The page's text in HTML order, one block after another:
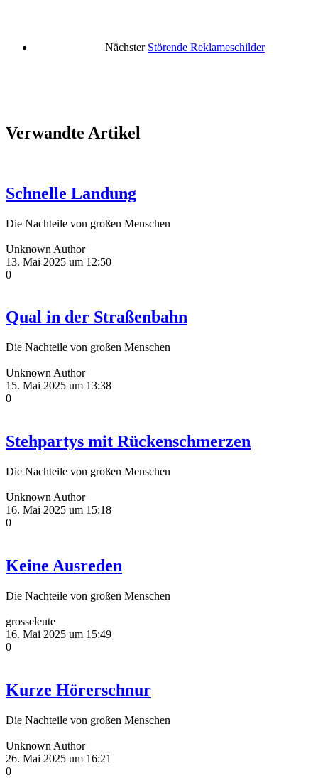
Nächster Störende Reklameschilder
Verwandte Artikel
Schnelle Landung
Die Nachteile von großen Menschen
Unknown Author
13. Mai 2025 um 12:50
0
Qual in der Straßenbahn
Die Nachteile von großen Menschen
Unknown Author
15. Mai 2025 um 13:38
0
Stehpartys mit Rückenschmerzen
Die Nachteile von großen Menschen
Unknown Author
16. Mai 2025 um 15:18
0
Keine Ausreden
Die Nachteile von großen Menschen
grosseleute
16. Mai 2025 um 15:49
0
Kurze Hörerschnur
Die Nachteile von großen Menschen
Unknown Author
26. Mai 2025 um 16:21
0